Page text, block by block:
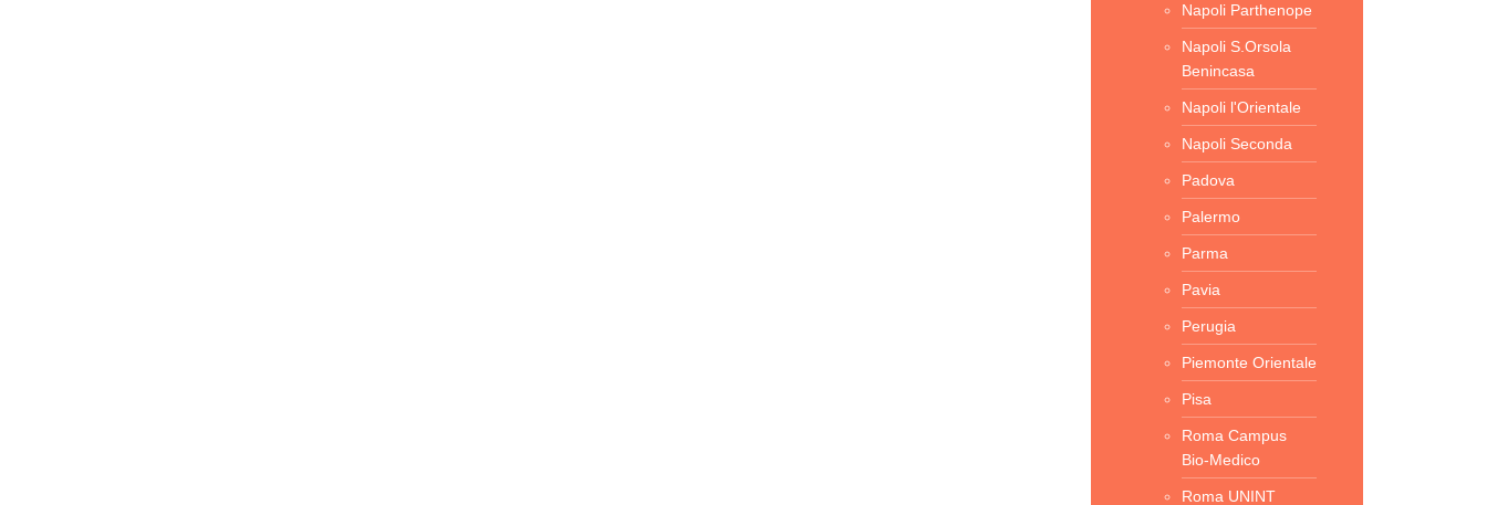
Napoli Parthenope
Napoli S.Orsola
Benincasa
Napoli l'Orientale
Napoli Seconda
Padova
Palermo
Parma
Pavia
Perugia
Piemonte Orientale
Pisa
Roma Campus
Bio-Medico
Roma UNINT